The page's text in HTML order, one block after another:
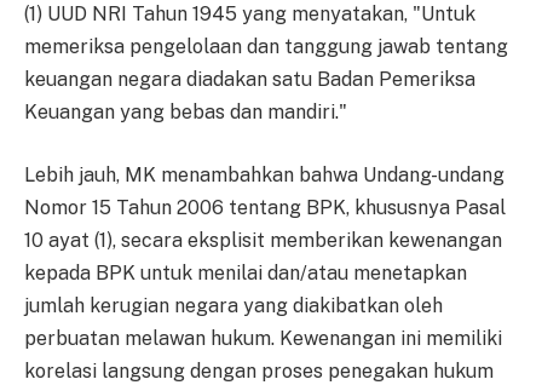
(1) UUD NRI Tahun 1945 yang menyatakan, "Untuk
memeriksa pengelolaan dan tanggung jawab tentang
keuangan negara diadakan satu Badan Pemeriksa
Keuangan yang bebas dan mandiri."
Lebih jauh, MK menambahkan bahwa Undang-undang
Nomor 15 Tahun 2006 tentang BPK, khususnya Pasal
10 ayat (1), secara eksplisit memberikan kewenangan
kepada BPK untuk menilai dan/atau menetapkan
jumlah kerugian negara yang diakibatkan oleh
perbuatan melawan hukum. Kewenangan ini memiliki
korelasi langsung dengan proses penegakan hukum